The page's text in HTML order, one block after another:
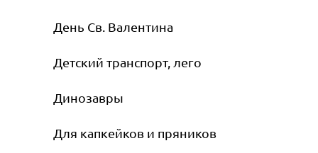
День Св. Валентина
Детский транспорт, лего
Динозавры
Для капкейков и пряников